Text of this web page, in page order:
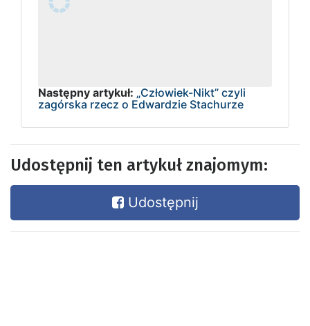
Następny artykuł: „Człowiek-Nikt” czyli
zagórska rzecz o Edwardzie Stachurze
Udostępnij ten artykuł znajomym:
Udostępnij